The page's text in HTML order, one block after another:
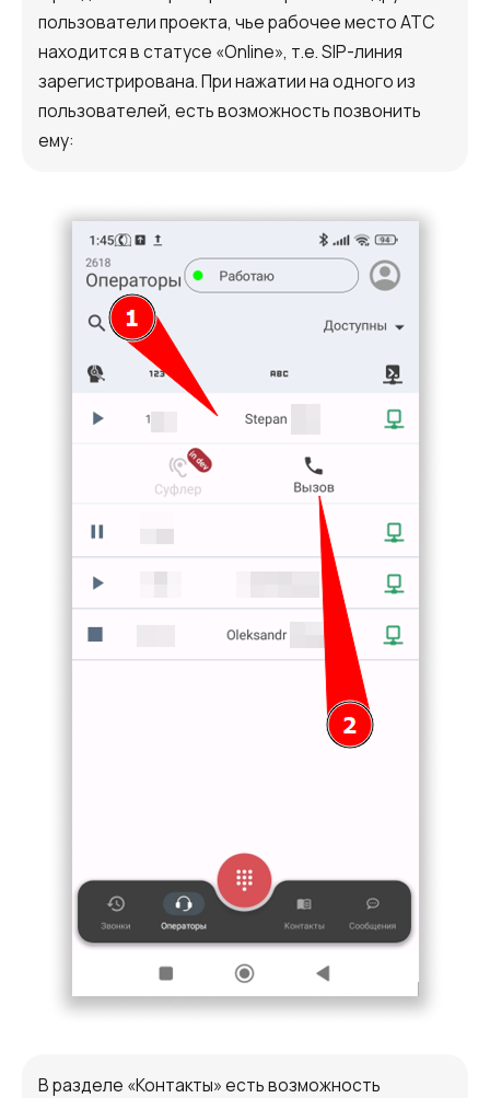
пользователи проекта, чье рабочее место АТС
находится в статусе «Online», т.е. SIP-линия
зарегистрирована. При нажатии на одного из
пользователей, есть возможность позвонить
ему:
В разделе «Контакты» есть возможность